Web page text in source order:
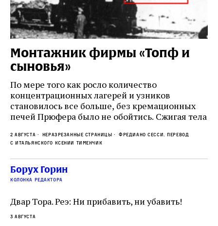
Монтажник фирмы «Топф и
сыновья»
По мере того как росло количество
концентрационных лагерей и узников
становилось все больше, без кремационных
печей Прюфера было не обойтись. Cжигая тела
верны своему архаичному культу смерти, но и
скрывали от населения соседних городов,
сколько узников погибало каждый день в этих
жутких местах
2 августа Неразрезанные страницы
Фредиано Сесси. Перевод
с итальянского Ксении Тименчик
Борух Горин
колонка редактора
Двар Тора. Реэ: Ни прибавить, ни убавить!
3 августа